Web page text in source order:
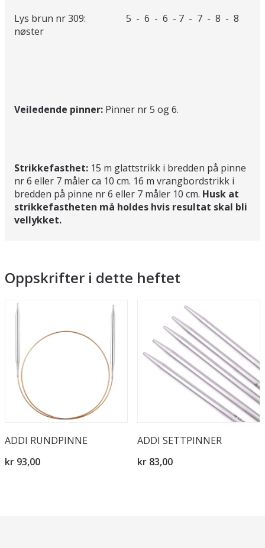
Lys brun nr 309: 5 - 6 - 6 - 7 - 7 - 8 - 8
nøster
Veiledende pinner: Pinner nr 5 og 6.
Strikkefasthet: 15 m glattstrikk i bredden på pinne
nr 6 eller 7 måler ca 10 cm. 16 m vrangbordstrikk i
bredden på pinne nr 6 eller 7 måler 10 cm. Husk at
strikkefastheten må holdes hvis resultat skal bli
vellykket.
Oppskrifter i dette heftet
ADDI RUNDPINNE
kr 93,00
ADDI SETTPINNER
kr 83,00